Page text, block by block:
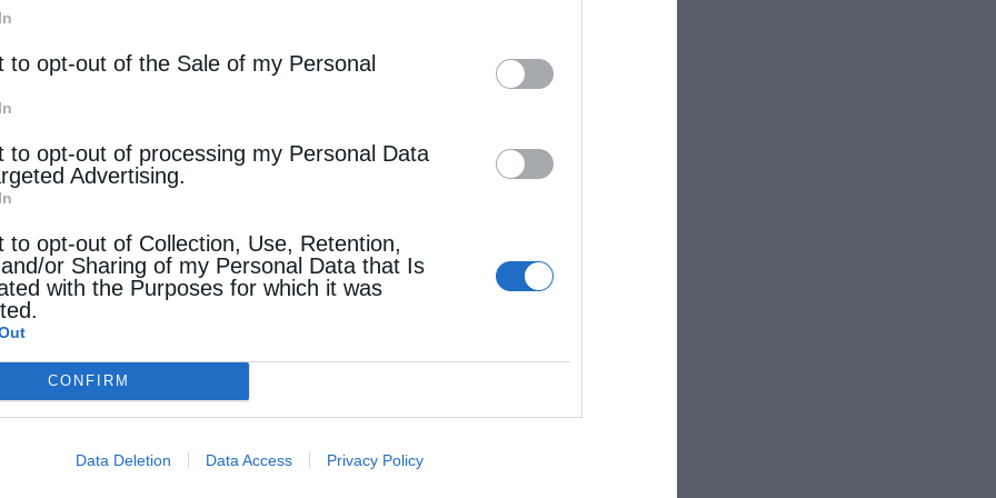
to opt-out of the Sale of my Personal
to opt-out of processing my Personal Data
Advertising.
to opt-out of Collection, Use, Retention,
or Sharing of my Personal Data that Is
with the Purposes for which it was
CONFIRM
Data Deletion Data Access Privacy Policy
ανάστημα, που να μπορούν να εργαστούν με
που είχαν τη δυνατότητα, υπήρχαν τα
μεγάλες πλειοψηφίες, δεν ασχολήθηκαν
από τον τελευταίο πολίτη έως τους
να προσδιορίσουμε τα λάθη που έγιναν όχι
προτύπων, με ποια υλικά δηλαδή χτίσαμε τη